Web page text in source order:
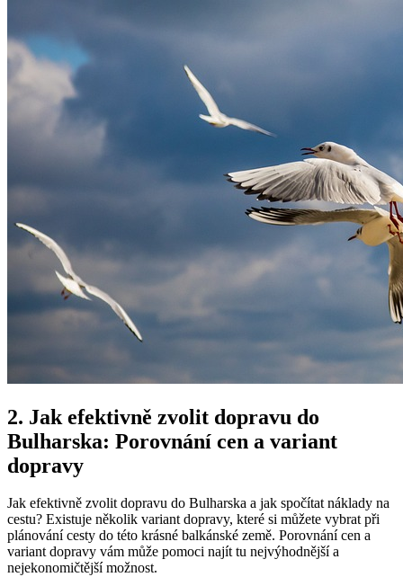
2. Jak efektivně zvolit dopravu do
Bulharska: Porovnání cen a variant
dopravy
Jak efektivně zvolit dopravu do Bulharska a jak spočítat náklady na
cestu? Existuje několik variant dopravy, které si můžete vybrat při
plánování cesty do této krásné balkánské země. Porovnání cen a
variant dopravy vám může pomoci najít tu nejvýhodnější a
nejekonomičtější možnost.